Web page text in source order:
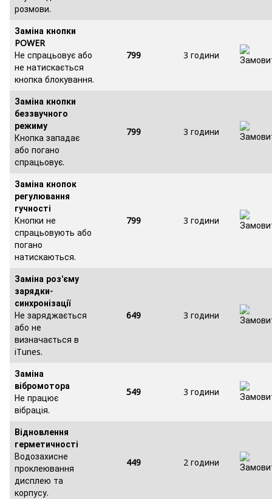
розмови.
Заміна кнопки
POWER
Не спрацьовує або
не натискається
кнопка блокування.
799 3 години
Заміна кнопки
беззвучного
режиму
Кнопка западає
або погано
спрацьовує.
799 3 години
Заміна кнопок
регулювання
гучності
Кнопки не
спрацьовують або
погано
натискаються.
799 3 години
Заміна роз'єму
зарядки-
синхронізації
Не заряджається
або не
визначається в
iTunes.
649 3 години
Заміна
вібромотора
Не працює
вібрація.
549 3 години
Відновлення
герметичності
Водозахисне
проклеювання
дисплею та
корпусу.
449 2 години